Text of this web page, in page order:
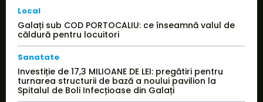
Local
Galați sub COD PORTOCALIU: ce înseamnă valul de
căldură pentru locuitori
Sanatate
Investiție de 17,3 MILIOANE DE LEI: pregătiri pentru
turnarea structurii de bază a noului pavilion la
Spitalul de Boli Infecțioase din Galați